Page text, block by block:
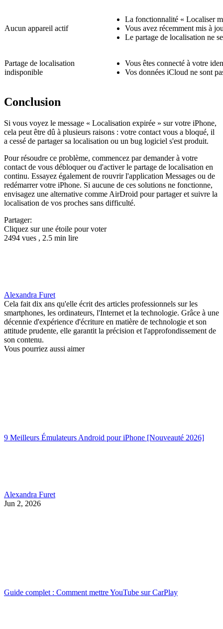
Aucun appareil actif
La fonctionnalité « Localiser
Vous avez récemment mis à
Le partage de localisation ne
Partage de localisation
indisponible
Vous êtes connecté à votre
Vos données iCloud ne sont
Conclusion
Si vous voyez le message « Localisation expirée » sur votre iPhone,
cela peut être dû à plusieurs raisons : votre contact vous a bloqué, il
a cessé de partager sa localisation ou un bug logiciel s'est produit.
Pour résoudre ce problème, commencez par demander à votre
contact de vous débloquer ou d'activer le partage de localisation en
continu. Essayez également de rouvrir l'application Messages ou de
redémarrer votre iPhone. Si aucune de ces solutions ne fonctionne,
envisagez une alternative comme AirDroid pour partager et suivre la
localisation de vos proches sans difficulté.
Partager:
Cliquez sur une étoile pour voter
2494 vues , 2.5 min lire
Alexandra Furet
Cela fait dix ans qu'elle écrit des articles professionnels sur les
smartphones, les ordinateurs, l'Internet et la technologie. Grâce à une
décennie d'expérience d'écriture en matière de technologie et son
attitude prudente, elle garantit la précision et l'approfondissement de
son contenu.
Vous pourriez aussi aimer
9 Meilleurs Émulateurs Android pour iPhone [Nouveauté 2026]
Alexandra Furet
Jun 2, 2026
Guide complet : Comment mettre YouTube sur CarPlay